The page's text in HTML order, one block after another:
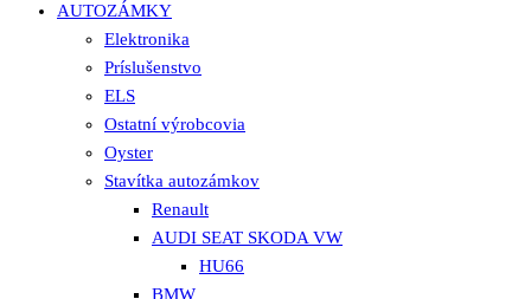
AUTOZÁMKY
Elektronika
Príslušenstvo
ELS
Ostatní výrobcovia
Oyster
Stavítka autozámkov
Renault
AUDI SEAT SKODA VW
HU66
BMW